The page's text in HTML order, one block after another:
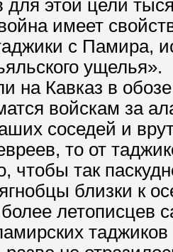
для этой цели
имеет
с Памира,
ущелья».
на Кавказ в
войскам за
соседей и
то от
чтобы так
близки к